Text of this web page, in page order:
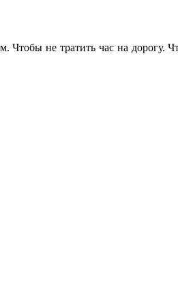
Чтобы не тратить час на дорогу.